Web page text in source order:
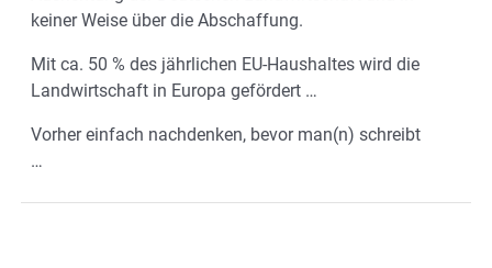
keiner Weise über die Abschaffung.
Mit ca. 50 % des jährlichen EU-Haushaltes wird die
Landwirtschaft in Europa gefördert …
Vorher einfach nachdenken, bevor man(n) schreibt
…